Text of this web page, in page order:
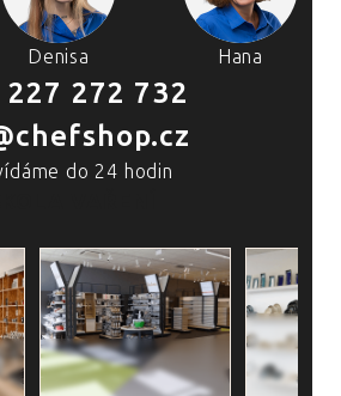
Denisa Hana
227 272 732
do 24 hodin